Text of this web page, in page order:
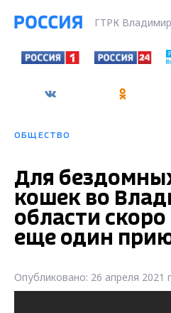
ГТРК Владимир
ОБЩЕСТВО
Для
кошек во
области скоро
еще один
Опубликовано: 26 апреля 2021